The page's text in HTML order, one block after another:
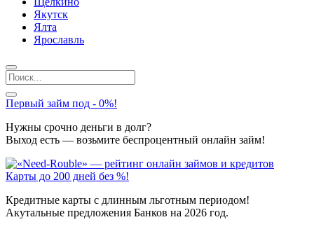
Якутск
Ялта
Ярославль
Первый займ под - 0%!
Нужны срочно деньги в долг?
Выход есть — возьмите беспроцентный онлайн займ!
Карты до 200 дней без %!
Кредитные карты с длинным льготным периодом!
Акутальные предложения Банков на 2026 год.